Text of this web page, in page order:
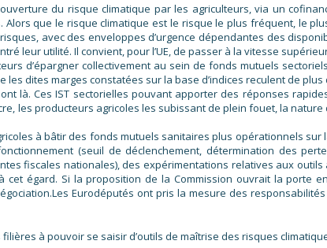
du risque climatique par les agriculteurs, via un
Alors que le risque climatique est le risque le plus fréquent, le
avec des enveloppes d’urgence dépendantes des
leur utilité. Il convient, pour l’UE, de passer à la vitesse
d’épargner collectivement au sein de fonds mutuels
dites marges constatées sur la base d’indices reculent de
là. Ces IST sectorielles pouvant apporter des réponses
les producteurs agricoles les subissant de plein fouet, la
à bâtir des fonds mutuels sanitaires plus opérationnels
(seuil de déclenchement, détermination des
fiscales nationales), des expérimentations relatives aux
égard. Si la proposition de la Commission ouvrait la porte
Eurodéputés ont pris la mesure des
à pouvoir se saisir d’outils de maîtrise des risques